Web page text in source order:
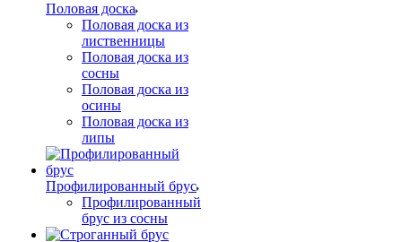
Половая доска
Половая доска из
лиственницы
Половая доска из
сосны
Половая доска из
осины
Половая доска из
липы
Профилированный брус
Профилированный
брус из сосны